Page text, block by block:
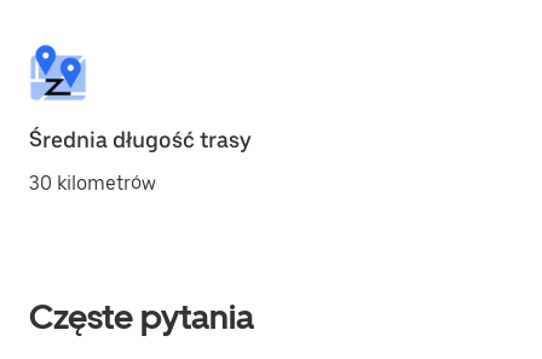
Średnia długość trasy
30 kilometrów
Częste pytania